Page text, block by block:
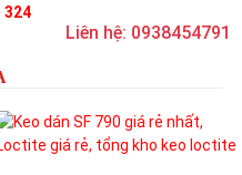
324
Liên hệ: 0938454791